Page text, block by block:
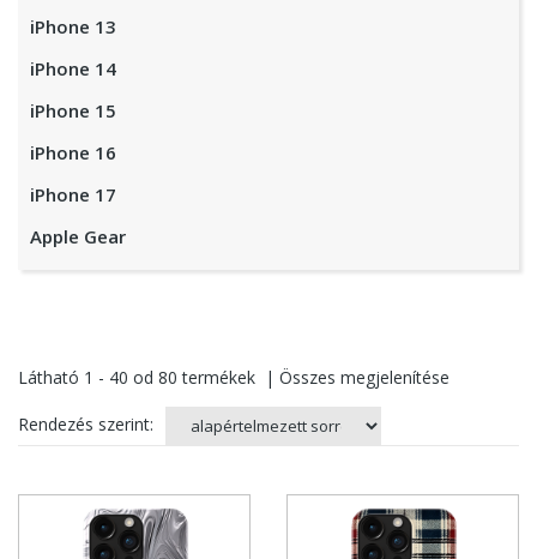
iPhone 13
iPhone 14
iPhone 15
iPhone 16
iPhone 17
Apple Gear
Látható 1 - 40 od 80 termékek | Összes megjelenítése
Rendezés szerint: